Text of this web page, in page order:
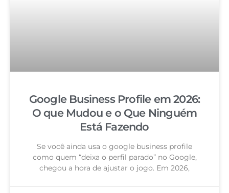
Google Business Profile em 2026:
O que Mudou e o Que Ninguém
Está Fazendo
Se você ainda usa o google business profile
como quem “deixa o perfil parado” no Google,
chegou a hora de ajustar o jogo. Em 2026,